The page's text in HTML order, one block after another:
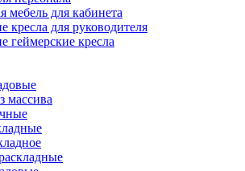
мебель для кабинета
кресла для руководителя
геймерские кресла
массива